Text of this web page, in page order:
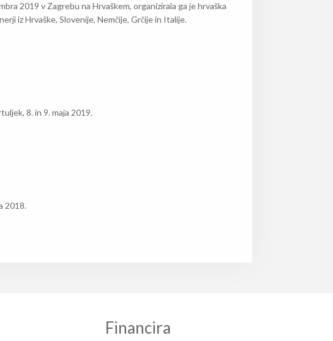
2019 v Zagrebu na Hrvaškem, organizirala ga je hrvaška
iz Hrvaške, Slovenije, Nemčije, Grčije in Italije.
8. in 9. maja 2019.
2018.
Financira